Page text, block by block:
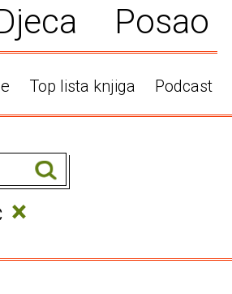
Posao
Top lista knjiga Podcast
×